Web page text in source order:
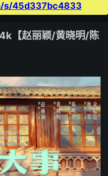
s/45d337bc4833
【赵丽颖/黄晓明/陈